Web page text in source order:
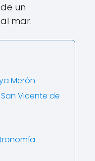
un
mar.
Merón
Vicente de